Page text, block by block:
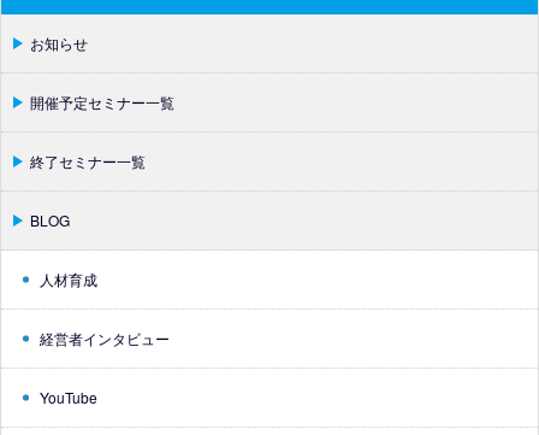
お知らせ
開催予定セミナー一覧
終了セミナー一覧
BLOG
人材育成
経営者インタビュー
YouTube